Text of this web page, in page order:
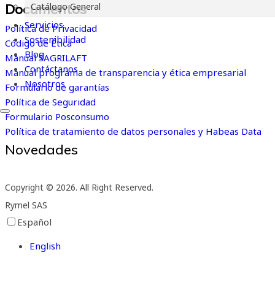
Catálogo General
Servicios
Sostenibilidad
Blog
Contáctanos
Nosotros
Documentos
Política de Privacidad
Código de Ética
Manual SAGRILAFT
Manual programa de transparencia y ética empresarial
Formulario de garantías
Política de Seguridad
Formulario Posconsumo
Política de tratamiento de datos personales y Habeas Data
Novedades
Copyright © 2026. All Right Reserved.
Rymel SAS
Español
English